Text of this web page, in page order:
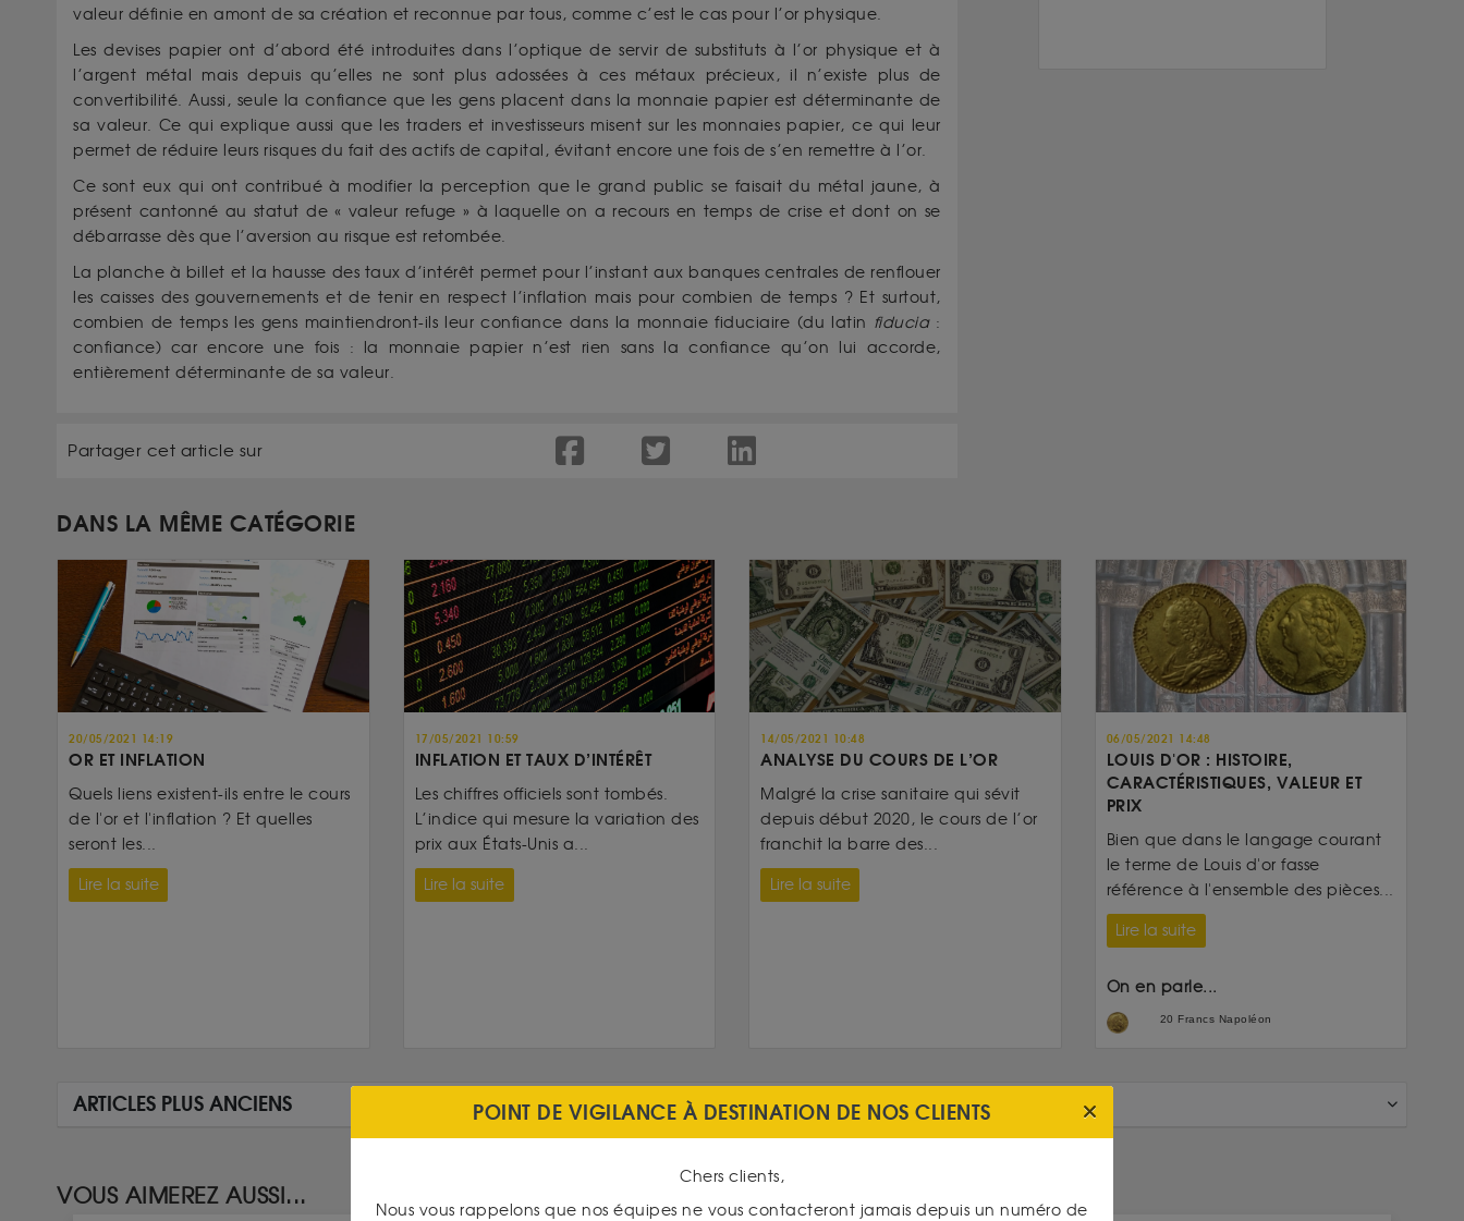
valeur définie en amont de sa création et reconnue par tous, comme c’est le cas pour l’or physique.
Les devises papier ont d’abord été introduites dans l’optique de servir de substituts à l’or physique et à
l’argent métal mais depuis qu’elles ne sont plus adossées à ces métaux précieux, il n’existe plus de
convertibilité. Aussi, seule la confiance que les gens placent dans la monnaie papier est déterminante de
sa valeur. Ce qui explique aussi que les traders et investisseurs misent sur les monnaies papier, ce qui leur
permet de réduire leurs risques du fait des actifs de capital, évitant encore une fois de s’en remettre à l’or.
Ce sont eux qui ont contribué à modifier la perception que le grand public se faisait du métal jaune, à
présent cantonné au statut de « valeur refuge » à laquelle on a recours en temps de crise et dont on se
débarrasse dès que l’aversion au risque est retombée.
La planche à billet et la hausse des taux d’intérêt permet pour l’instant aux banques centrales de renflouer
les caisses des gouvernements et de tenir en respect l’inflation mais pour combien de temps ? Et surtout,
combien de temps les gens maintiendront-ils leur confiance dans la monnaie fiduciaire (du latin fiducia :
confiance) car encore une fois : la monnaie papier n’est rien sans la confiance qu’on lui accorde,
entièrement déterminante de sa valeur.
Partager cet article sur
DANS LA MÊME CATÉGORIE
20/05/2021 14:19
OR ET INFLATION
Quels liens existent-ils entre le cours
de l'or et l'inflation ? Et quelles
seront les...
Lire la suite
17/05/2021 10:59
INFLATION ET TAUX D’INTÉRÊT
Les chiffres officiels sont tombés.
L’indice qui mesure la variation des
prix aux États-Unis a...
Lire la suite
14/05/2021 10:48
ANALYSE DU COURS DE L’OR
Malgré la crise sanitaire qui sévit
depuis début 2020, le cours de l’or
franchit la barre des...
Lire la suite
06/05/2021 14:48
LOUIS D'OR : HISTOIRE,
CARACTÉRISTIQUES, VALEUR ET
PRIX
Bien que dans le langage courant
le terme de Louis d'or fasse
référence à l'ensemble des pièces...
Lire la suite
On en parle...
20 Francs Napoléon
ARTICLES PLUS ANCIENS
VOUS AIMEREZ AUSSI...
POINT DE VIGILANCE À DESTINATION DE NOS CLIENTS
Chers clients,
Nous vous rappelons que nos équipes ne vous contacteront jamais depuis un numéro de